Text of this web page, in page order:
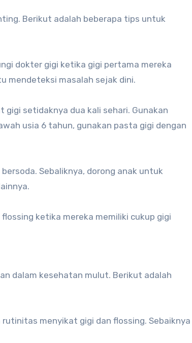
Berikut adalah beberapa tips untuk
dokter gigi ketika gigi pertama mereka
mendeteksi masalah sejak dini.
gigi setidaknya dua kali sehari. Gunakan
usia 6 tahun, gunakan pasta gigi dengan
Sebaliknya, dorong anak untuk
ketika mereka memiliki cukup gigi
dalam kesehatan mulut. Berikut adalah
rutinitas menyikat gigi dan flossing. Sebaiknya